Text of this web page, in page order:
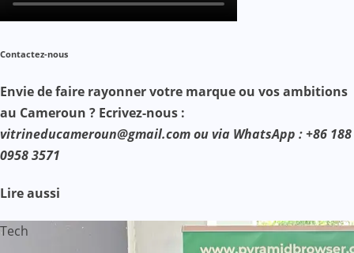
Contactez-nous
Envie de faire rayonner votre marque ou vos ambitions
au Cameroun ? Ecrivez-nous :
vitrineducameroun@gmail.com ou via WhatsApp : +86 188
0958 3571
Lire aussi
Tech